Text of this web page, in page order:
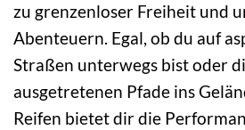
zu grenzenloser Freiheit und
Abenteuern. Egal, ob du auf
Straßen unterwegs bist oder
ausgetretenen Pfade ins
Reifen bietet dir die